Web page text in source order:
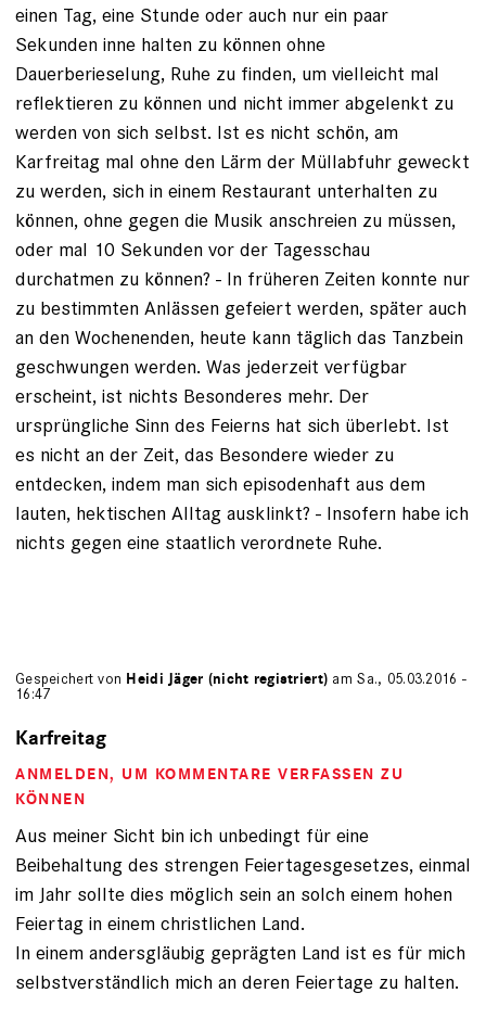
einen Tag, eine Stunde oder auch nur ein paar
Sekunden inne halten zu können ohne
Dauerberieselung, Ruhe zu finden, um vielleicht mal
reflektieren zu können und nicht immer abgelenkt zu
werden von sich selbst. Ist es nicht schön, am
Karfreitag mal ohne den Lärm der Müllabfuhr geweckt
zu werden, sich in einem Restaurant unterhalten zu
können, ohne gegen die Musik anschreien zu müssen,
oder mal 10 Sekunden vor der Tagesschau
durchatmen zu können? - In früheren Zeiten konnte nur
zu bestimmten Anlässen gefeiert werden, später auch
an den Wochenenden, heute kann täglich das Tanzbein
geschwungen werden. Was jederzeit verfügbar
erscheint, ist nichts Besonderes mehr. Der
ursprüngliche Sinn des Feierns hat sich überlebt. Ist
es nicht an der Zeit, das Besondere wieder zu
entdecken, indem man sich episodenhaft aus dem
lauten, hektischen Alltag ausklinkt? - Insofern habe ich
nichts gegen eine staatlich verordnete Ruhe.
Gespeichert von Heidi Jäger (nicht registriert) am Sa., 05.03.2016 -
16:47
Karfreitag
ANMELDEN, UM KOMMENTARE VERFASSEN ZU
KÖNNEN
Aus meiner Sicht bin ich unbedingt für eine
Beibehaltung des strengen Feiertagesgesetzes, einmal
im Jahr sollte dies möglich sein an solch einem hohen
Feiertag in einem christlichen Land.
In einem andersgläubig geprägten Land ist es für mich
selbstverständlich mich an deren Feiertage zu halten.